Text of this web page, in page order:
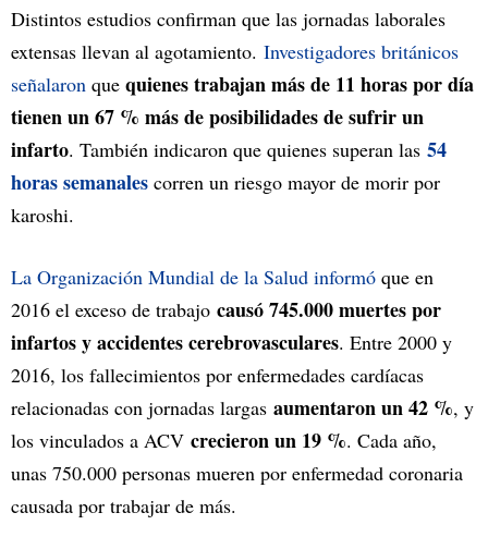
Distintos estudios confirman que las jornadas laborales
extensas llevan al agotamiento. Investigadores británicos
señalaron que quienes trabajan más de 11 horas por día
tienen un 67 % más de posibilidades de sufrir un
infarto. También indicaron que quienes superan las 54
horas semanales corren un riesgo mayor de morir por
karoshi.
La Organización Mundial de la Salud informó que en
2016 el exceso de trabajo causó 745.000 muertes por
infartos y accidentes cerebrovasculares. Entre 2000 y
2016, los fallecimientos por enfermedades cardíacas
relacionadas con jornadas largas aumentaron un 42 %, y
los vinculados a ACV crecieron un 19 %. Cada año,
unas 750.000 personas mueren por enfermedad coronaria
causada por trabajar de más.